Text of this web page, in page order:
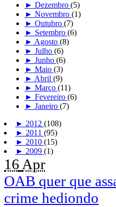
► Dezembro (5)
► Novembro (1)
► Outubro (7)
► Setembro (6)
► Agosto (8)
► Julho (6)
► Junho (6)
► Maio (3)
► Abril (9)
► Março (11)
► Fevereiro (6)
► Janeiro (7)
► 2012 (108)
► 2011 (95)
► 2010 (15)
► 2009 (1)
16Apr
OAB quer que
crime hediondo